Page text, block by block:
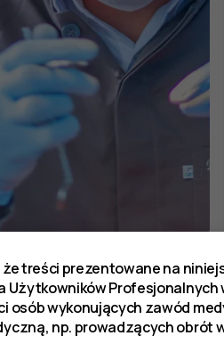
Nie znaleziono produktów, których
że treści prezentowane na
Użytkowników
osób wykonujących zawód
np. prowadzących obrót